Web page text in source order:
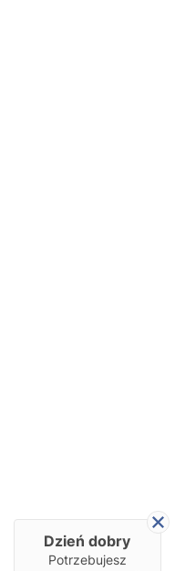
Dzień dobry
Potrzebujesz